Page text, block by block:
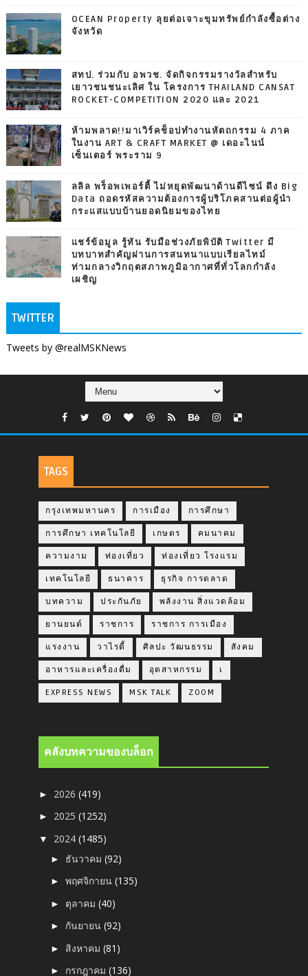
OCEAN Property ลุยต่อเจาะขุมทรัพย์กำลังซื้อต่าง
จังหวัด
สทป. ร่วมกับ อพวช. จัดกิจกรรมรางวัลสำหรับ
เยาวชนชนะเลิศ ใน โครงการ THAILAND CANSAT
ROCKET-COMPETITION 2020 และ 2021
ห้ามพลาด!!มาเวิร์คช็อปทำงานหัตถกรรม 4 ภาค
ในงาน ART & CRAFT MARKET @ เดอะไนน์
เซ็นเตอร์ พระราม 9
ลลิล พร็อพเพอร์ตี้ ไม่หยุดพัฒนาด้านดีไซน์ ดึง Big
Data ถอดรหัสความต้องการผู้บริโภคสานต่อผู้นำ
กระแสแบบบ้านยอดนิยมของไทย
แชร์ข้อมูล รู้ทัน รับมือช่วงภัยพิบัติ Twitter มี
บทบาทสำคัญผ่านการสนทนาแบบเรียลไทม์
ท่ามกลางวิกฤตสภาพภูมิอากาศที่ทั่วโลกกำลัง
เผชิญ
TWITTER
Tweets by @realMSKNews
TAGS
กรุงเทพมหานคร การเมือง การศึกษา
การศึกษา เทคโนโลยี เกษตร คมนาคม
ความงาม ท่องเที่ยว ท่องเที่ยว โรงแรม
เทคโนโลยี ธนาคาร ธุรกิจ การตลาด
บทความ ประกันภัย พลังงาน สิ่งแวดล้อม
ยานยนต์ ราชการ ราชการ การเมือง
แรงงาน วาไรตี้ ศิลปะ วัฒนธรรม สังคม
อาหารและเครื่องดื่ม อุตสาหกรรม เ
EXPRESS NEWS MSK TALK ZOOM
คลังบทความของบล็อก
► 2026(419)
► 2025(1252)
▼ 2024(1485)
► ธันวาคม(92)
►พฤศจิกายน(135)
► ตุลาคม(40)
► กันยายน(92)
► สิงหาคม(81)
► กรกฎาคม(136)